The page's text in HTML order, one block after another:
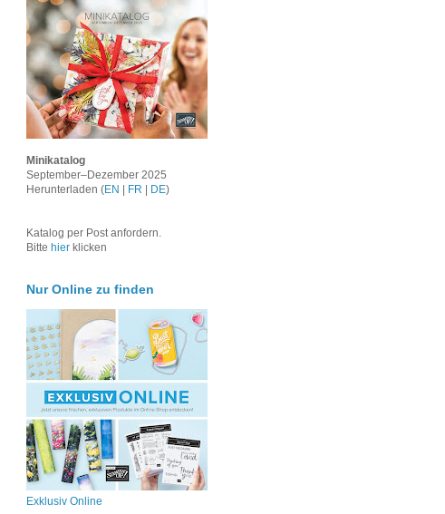
Minikatalog
September–Dezember 2025
Herunterladen (EN FR DE)
Katalog per Post anfordern.
Bitte hier klicken
Nur Online zu finden
Exklusiv Online